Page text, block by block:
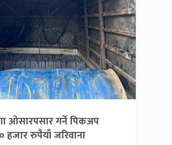
ओसारपसार गर्ने पिकअप
हजार रुपैयाँ जरिवाना